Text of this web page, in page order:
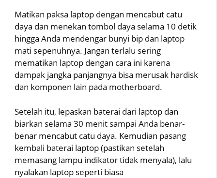
Matikan paksa laptop dengan mencabut catu
daya dan menekan tombol daya selama 10 detik
hingga Anda mendengar bunyi bip dan laptop
mati sepenuhnya. Jangan terlalu sering
mematikan laptop dengan cara ini karena
dampak jangka panjangnya bisa merusak hardisk
dan komponen lain pada motherboard.
Setelah itu, lepaskan baterai dari laptop dan
biarkan selama 30 menit sampai Anda benar-
benar mencabut catu daya. Kemudian pasang
kembali baterai laptop (pastikan setelah
memasang lampu indikator tidak menyala), lalu
nyalakan laptop seperti biasa